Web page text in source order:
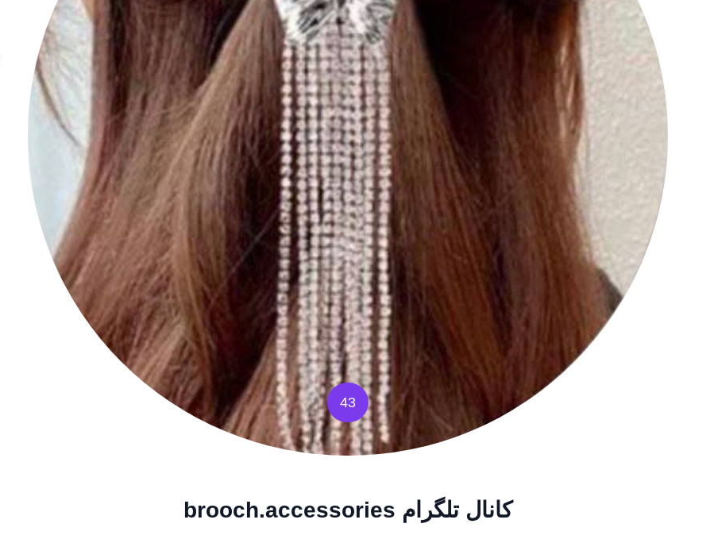
کانال تلگرام فروشگاه
کانال تلگرام عمده
43
کانال تلگرام brooch.accessories